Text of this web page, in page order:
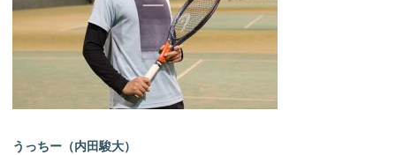
うっちー（内田駿大）